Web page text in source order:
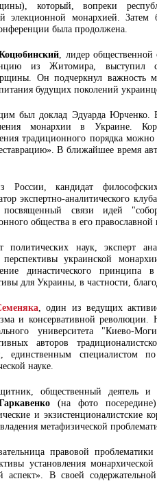
который, вопреки
элекционной монархией. Затем
была продолжена.
, лидер
из Житомира, выступил
Он подчеркнул важность
будущих поколений
был доклад Эдуарда Юрченко.
монархии в Украине.
традиционного порядка
В ближайшее время
России, кандидат
экспертно-аналитического
посвященный связи идей
общества в его православной
политических наук, эксперт
перспективы украинской
династического принципа
для Украины, в частности,
, один из ведущих
и консервативной революции.
университета "Киево-
авторов
единственным специалистом
науке.
общественный деятель и
(на фото посередине)
и экзистенционалистские
метафизической
правовой
установления
аспект». В своей